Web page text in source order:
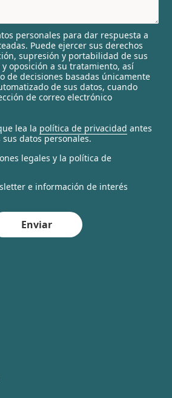
personales para dar respuesta a
Puede ejercer sus derechos
supresión y portabilidad de sus
oposición a su tratamiento, así
de decisiones basadas únicamente
de sus datos, cuando
de correo electrónico
lea la política de privacidad antes
datos personales.
legales y la política de
e información de interés
Enviar